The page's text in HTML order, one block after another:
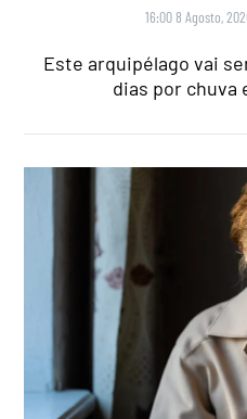
16:00 8 Agosto,
Este arquipélago vai
dias por chuva